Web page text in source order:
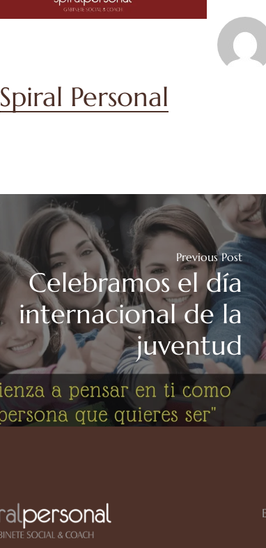
Spiral Personal
Previous Post
Celebramos el día
internacional de la
juventud